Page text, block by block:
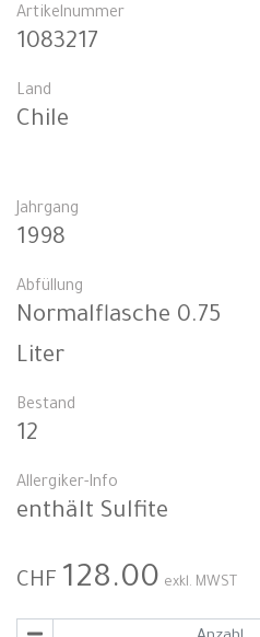
Artikelnummer
1083217
Land
Chile
Jahrgang
1998
Abfüllung
Normalflasche 0.75
Liter
Bestand
12
Allergiker-Info
enthält Sulfite
CHF 128.00 exkl. MWST